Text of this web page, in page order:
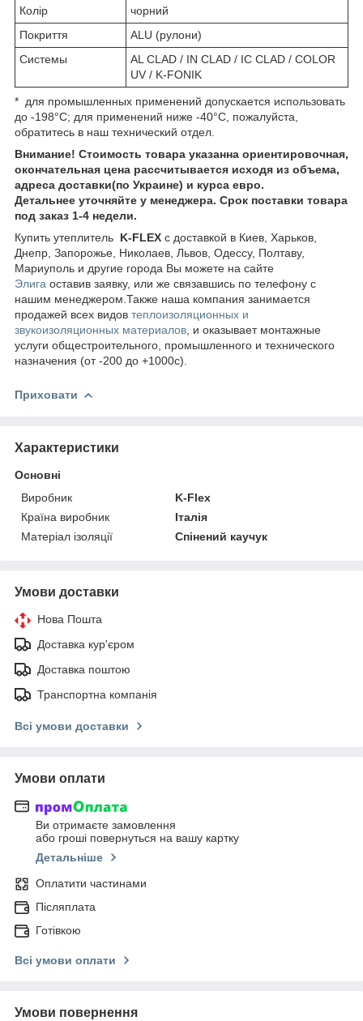
Колір
чорний
Покриття
ALU (рулони)
Системы
AL CLAD / IN CLAD / IC CLAD / COLOR
UV / K-FONIK
* для промышленных применений допускается использовать
до -198°C; для применений ниже -40°С, пожалуйста,
обратитесь в наш технический отдел.
Внимание! Стоимость товара указанна ориентировочная,
окончательная цена рассчитывается исходя из объема,
адреса доставки(по Украине) и курса евро.
Детальнее уточняйте у менеджера. Срок поставки товара
под заказ 1-4 недели.
Купить утеплитель K-FLEX с доставкой в Киев, Харьков,
Днепр, Запорожье, Николаев, Львов, Одессу, Полтаву,
Мариуполь и другие города Вы можете на сайте
Элига оставив заявку, или же связавшись по телефону c
нашим менеджером.Также наша компания занимается
продажей всех видов теплоизоляционных и
звукоизоляционных материалов , и оказывает монтажные
услуги общестроительного, промышленного и технического
назначения (от -200 до +1000с).
Приховати
Характеристики
Основні
Виробник
K-Flex
Країна виробник
Італія
Матеріал ізоляції
Спінений каучук
Умови доставки
Нова Пошта
Доставка кур'єром
Доставка поштою
Транспортна компанія
Всі умови доставки
Умови оплати
Ви отримаєте замовлення
або гроші повернуться на вашу картку
Детальніше
Оплатити частинами
Післяплата
Готівкою
Всі умови оплати
Умови повернення